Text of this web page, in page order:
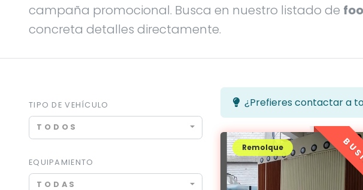
campaña promocional. Busca en nuestro listado de
concreta detalles directamente.
TIPO DE VEHÍCULO
TODOS
EQUIPAMIENTO
TODAS
¿Prefieres contactar a
Remolque